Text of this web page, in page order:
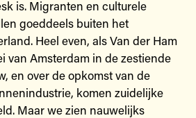
is. Migranten en culturele
goeddeels buiten het
Heel even, als Van der Ham
van Amsterdam in de zestiende
en over de opkomst van de
komen zuidelijke
Maar we zien nauwelijks